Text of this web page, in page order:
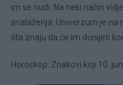
im se nudi. Na neki način
snalaženja. Univerzum je na
šta znaju da će im donijeti
Horoskop: Znakovi koji 10.